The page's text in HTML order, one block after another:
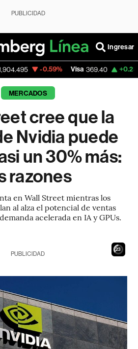
PUBLICIDAD
Ingresar
Visa 369.40 +0.23%
MERCADOS
cree que la
Nvidia puede
un 30% más:
razones
en Wall Street mientras los
al alza el potencial de ventas
acelerada en IA y GPUs.
21
PUBLICIDAD